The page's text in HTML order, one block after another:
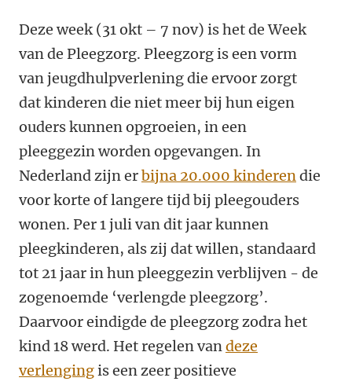
Deze week (31 okt – 7 nov) is het de Week
van de Pleegzorg. Pleegzorg is een vorm
van jeugdhulpverlening die ervoor zorgt
dat kinderen die niet meer bij hun eigen
ouders kunnen opgroeien, in een
pleeggezin worden opgevangen. In
Nederland zijn erbijna 20.000 kinderendie
voor korte of langere tijd bij pleegouders
wonen. Per 1 juli van dit jaar kunnen
pleegkinderen, als zij dat willen, standaard
tot 21 jaar in hun pleeggezin verblijven - de
zogenoemde ‘verlengde pleegzorg’.
Daarvoor eindigde de pleegzorg zodra het
kind 18 werd. Het regelen vandeze
verlengingis een zeer positieve